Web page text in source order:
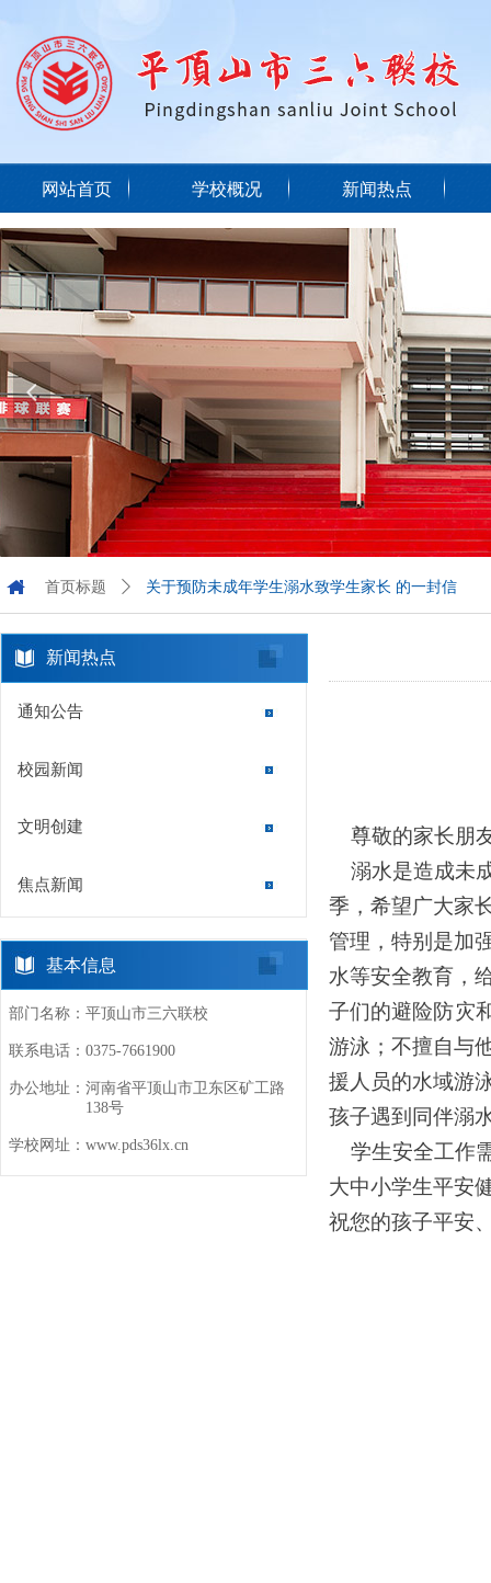
网站首页 学校概况 新闻热点
넳
首页标题 ꄲ 关于预防未成年学生溺水致学生家长 的一封信
新闻热点
通知公告
校园新闻
文明创建
焦点新闻
基本信息
部门名称： 平顶山市三六联校
联系电话： 0375-7661900
办公地址： 河南省平顶山市卫东区矿工路
138号
学校网址： www.pds36lx.cn
尊敬的家长朋
溺水是造成未
季，希望广大家
管理，特别是加
水等安全教育，
子们的避险防灾
游泳；不擅自与
援人员的水域游
孩子遇到同伴溺
学生安全工作
大中小学生平安
祝您的孩子平安